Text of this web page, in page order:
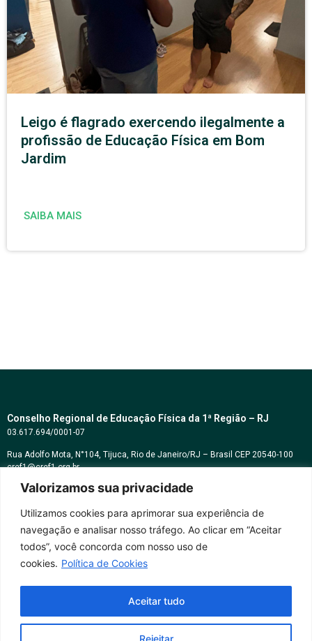
Valorizamos sua privacidade
Utilizamos cookies para aprimorar sua experiência de
navegação e analisar nosso tráfego. Ao clicar em “Aceitar
todos”, você concorda com nosso uso de
cookies. Política de Cookies
Rejeitar
Aceitar tudo
Leigo é flagrado exercendo ilegalmente a
profissão de Educação Física em Bom
Jardim
SAIBA MAIS
Conselho Regional de Educação Física da 1ª Região – RJ
03.617.694/0001-07
Rua Adolfo Mota, N°104, Tijuca, Rio de Janeiro/RJ – Brasil CEP 20540-100
cref1@cref1.org.br
Assessoria de comunicação:
Horários de atendimento:
Whatsapp: (21) 2569-2398